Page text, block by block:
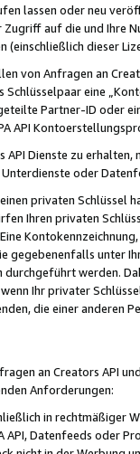
lassen oder neu
auf die und Ihre
(einschließlich dieser
von Anfragen an
eine
Partner-ID oder
API
Dienste zu
oder
privaten
Ihren privaten
unter
werden.
Ihr privater
die einer anderen
an Creators API
Anforderungen:
in rechtmäßiger
API, Datenfeeds oder